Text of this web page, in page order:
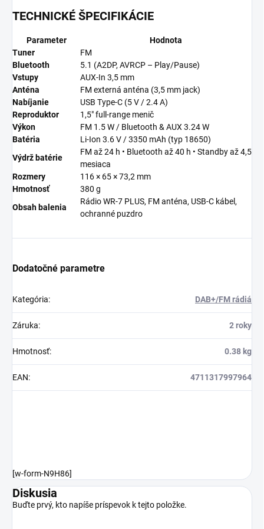
TECHNICKÉ ŠPECIFIKÁCIE
Parameter
Hodnota
Tuner
FM
Bluetooth
5.1 (A2DP, AVRCP – Play/Pause)
Vstupy
AUX-In 3,5 mm
Anténa
FM externá anténa (3,5 mm jack)
Nabíjanie
USB Type-C (5 V / 2.4 A)
Reproduktor
1,5″ full-range menič
Výkon
FM 1.5 W / Bluetooth & AUX 3.24 W
Batéria
Li-Ion 3.6 V / 3350 mAh (typ 18650)
Výdrž batérie
FM až 24 h • Bluetooth až 40 h • Standby až 4,5
mesiaca
Rozmery
116 × 65 × 73,2 mm
Hmotnosť
380 g
Obsah balenia
Rádio WR-7 PLUS, FM anténa, USB-C kábel,
ochranné puzdro
Dodatočné parametre
Kategória: DAB+/FM rádiá
Záruka: 2 roky
Hmotnosť: 0.38 kg
EAN: 4711317997964
[w-form-N9H86]
Diskusia
Buďte prvý, kto napíše príspevok k tejto položke.